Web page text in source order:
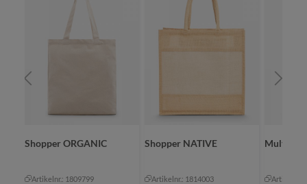
Shopper ORGANIC
Artikelnr.: 1809799
Shopper NATIVE
Artikelnr.: 1814003
Multibag
Artikelnr.: